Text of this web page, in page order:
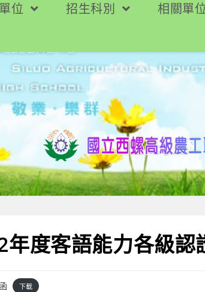
位 招生科別 相關單
年度客語能力各級認
下載